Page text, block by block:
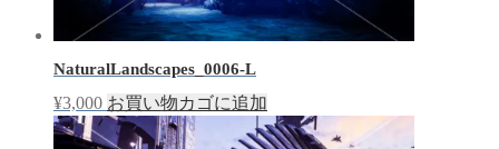
NaturalLandscapes_0006-L
¥3,000 お買い物カゴに追加